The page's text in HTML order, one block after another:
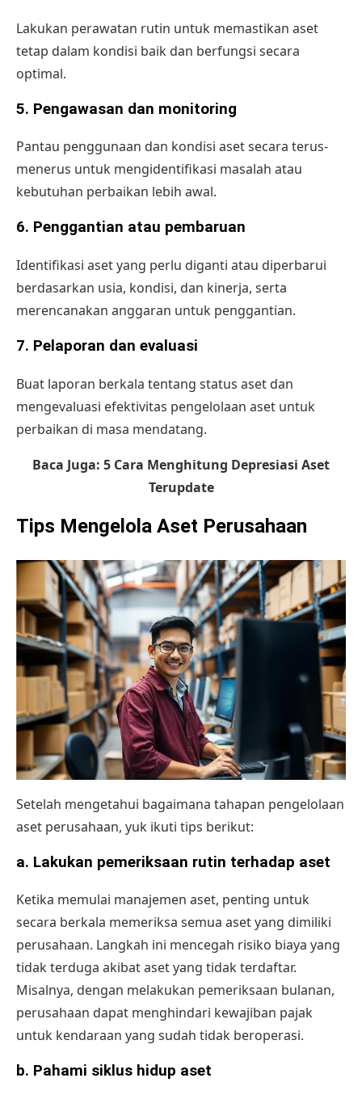
Lakukan perawatan rutin untuk memastikan aset
tetap dalam kondisi baik dan berfungsi secara
optimal.
5. Pengawasan dan monitoring
Pantau penggunaan dan kondisi aset secara terus-
menerus untuk mengidentifikasi masalah atau
kebutuhan perbaikan lebih awal.
6. Penggantian atau pembaruan
Identifikasi aset yang perlu diganti atau diperbarui
berdasarkan usia, kondisi, dan kinerja, serta
merencanakan anggaran untuk penggantian.
7. Pelaporan dan evaluasi
Buat laporan berkala tentang status aset dan
mengevaluasi efektivitas pengelolaan aset untuk
perbaikan di masa mendatang.
Baca Juga: 5 Cara Menghitung Depresiasi Aset
Terupdate
Tips Mengelola Aset Perusahaan
Setelah mengetahui bagaimana tahapan pengelolaan
aset perusahaan, yuk ikuti tips berikut:
a. Lakukan pemeriksaan rutin terhadap aset
Ketika memulai manajemen aset, penting untuk
secara berkala memeriksa semua aset yang dimiliki
perusahaan. Langkah ini mencegah risiko biaya yang
tidak terduga akibat aset yang tidak terdaftar.
Misalnya, dengan melakukan pemeriksaan bulanan,
perusahaan dapat menghindari kewajiban pajak
untuk kendaraan yang sudah tidak beroperasi.
b. Pahami siklus hidup aset